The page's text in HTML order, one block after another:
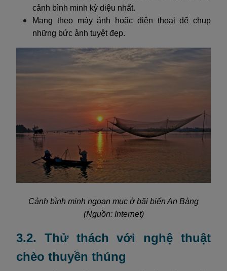
cảnh bình minh kỳ diệu nhất.
Mang theo máy ảnh hoặc điện thoại để chụp
những bức ảnh tuyệt đẹp.
Cảnh bình minh ngoạn mục ở bãi biển An Bàng
(Nguồn: Internet)
3.2. Thử thách với nghệ thuật
chèo thuyền thúng